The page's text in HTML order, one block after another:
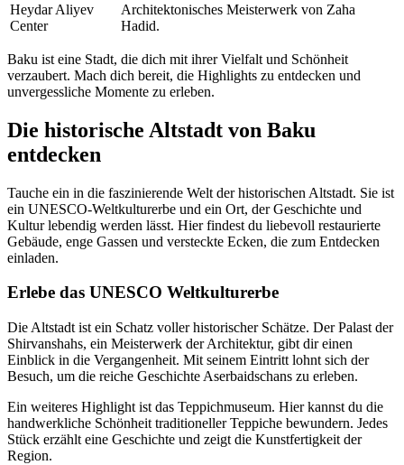
Heydar Aliyev
Center
Architektonisches Meisterwerk von Zaha
Hadid.
Baku ist eine Stadt, die dich mit ihrer Vielfalt und Schönheit
verzaubert. Mach dich bereit, die Highlights zu entdecken und
unvergessliche Momente zu erleben.
Die historische Altstadt von Baku
entdecken
Tauche ein in die faszinierende Welt der historischen Altstadt. Sie ist
ein UNESCO-Weltkulturerbe und ein Ort, der Geschichte und
Kultur lebendig werden lässt. Hier findest du liebevoll restaurierte
Gebäude, enge Gassen und versteckte Ecken, die zum Entdecken
einladen.
Erlebe das UNESCO Weltkulturerbe
Die Altstadt ist ein Schatz voller historischer Schätze. Der Palast der
Shirvanshahs, ein Meisterwerk der Architektur, gibt dir einen
Einblick in die Vergangenheit. Mit seinem Eintritt lohnt sich der
Besuch, um die reiche Geschichte Aserbaidschans zu erleben.
Ein weiteres Highlight ist das Teppichmuseum. Hier kannst du die
handwerkliche Schönheit traditioneller Teppiche bewundern. Jedes
Stück erzählt eine Geschichte und zeigt die Kunstfertigkeit der
Region.